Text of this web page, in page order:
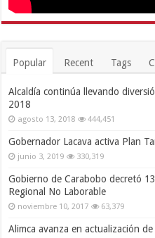
Popular Recent Tags
Alcaldía continúa llevando
2018
agosto 13, 2018 444,451
Gobernador Lacava activa Plan
junio 3, 2019 330,319
Gobierno de Carabobo decretó
Regional No Laborable
noviembre 10, 2017 63,379
Alimca avanza en actualización